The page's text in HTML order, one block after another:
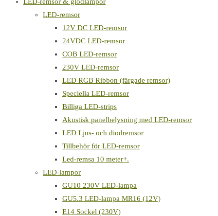
LED-remsor
12V DC LED-remsor
24VDC LED-remsor
COB LED-remsor
230V LED-remsor
LED RGB Ribbon (färgade remsor)
Speciella LED-remsor
Billiga LED-strips
Akustisk panelbelysning med LED-remsor
LED Ljus- och diodremsor
Tillbehör för LED-remsor
Led-remsa 10 meter+.
LED-lampor
GU10 230V LED-lampa
GU5.3 LED-lampa MR16 (12V)
E14 Sockel (230V)